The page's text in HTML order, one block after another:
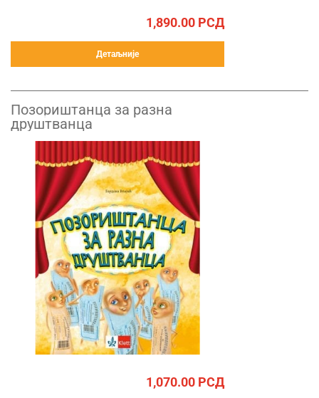
1,890.00 РСД
Детаљније
Позориштанца за разна
друштванца
1,070.00 РСД